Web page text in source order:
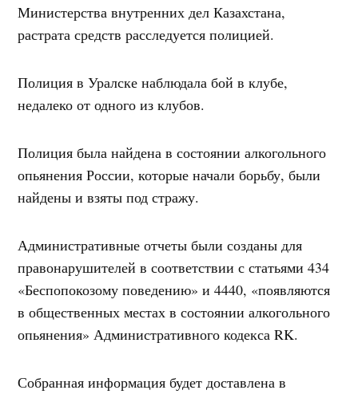
Министерства внутренних дел Казахстана,
растрата средств расследуется полицией.
Полиция в Уралске наблюдала бой в клубе,
недалеко от одного из клубов.
Полиция была найдена в состоянии алкогольного
опьянения России, которые начали борьбу, были
найдены и взяты под стражу.
Административные отчеты были созданы для
правонарушителей в соответствии с статьями 434
«Беспопокозому поведению» и 4440, «появляются
в общественных местах в состоянии алкогольного
опьянения» Административного кодекса RK.
Собранная информация будет доставлена в